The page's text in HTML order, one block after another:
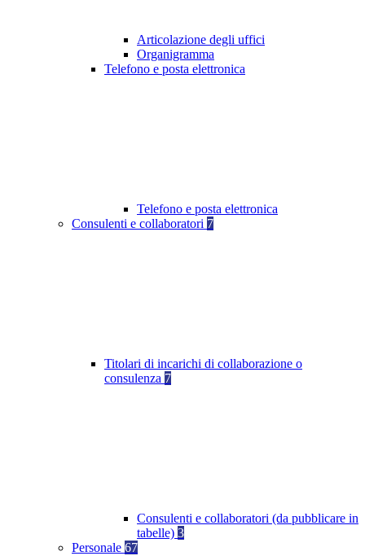
Articolazione degli uffici
Organigramma
Telefono e posta elettronica
Telefono e posta elettronica
Consulenti e collaboratori 7
Titolari di incarichi di collaborazione o
consulenza 7
Consulenti e collaboratori (da pubblicare in
tabelle) 3
Personale 67